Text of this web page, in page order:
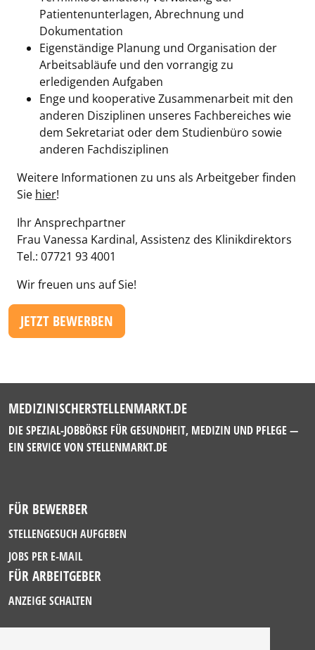
Patientenunterlagen, Abrechnung und
Dokumentation
Eigenständige Planung und Organisation der
Arbeitsabläufe und den vorrangig zu
erledigenden Aufgaben
Enge und kooperative Zusammenarbeit mit den
anderen Disziplinen unseres Fachbereiches wie
dem Sekretariat oder dem Studienbüro sowie
anderen Fachdisziplinen
Weitere Informationen zu uns als Arbeitgeber finden
Sie hier!
Ihr Ansprechpartner
Frau Vanessa Kardinal, Assistenz des Klinikdirektors
Tel.: 07721 93 4001
Wir freuen uns auf Sie!
JETZT BEWERBEN
MEDIZINISCHERSTELLENMARKT.DE
DIE SPEZIAL-JOBBÖRSE FÜR GESUNDHEIT, MEDIZIN UND PFLEGE —
EIN SERVICE VON STELLENMARKT.DE
FÜR BEWERBER
STELLENGESUCH AUFGEBEN
JOBS PER E-MAIL
FÜR ARBEITGEBER
ANZEIGE SCHALTEN